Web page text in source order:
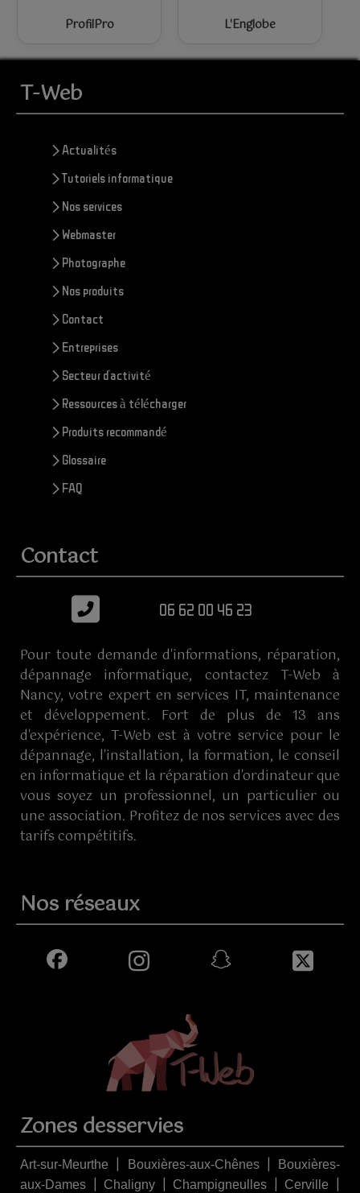
ProfilPro L'Englobe
T-Web
> Actualités
> Tutoriels informatique
> Nos services
> Webmaster
> Photographe
> Nos produits
> Contact
> Entreprises
> Secteur d'activité
> Ressources à télécharger
> Produits recommandé
> Glossaire
> FAQ
Contact
06 62 00 46 23
Pour toute demande d'informations, réparation,
dépannage informatique, contactez T-Web à
Nancy, votre expert en services IT, maintenance
et développement. Fort de plus de 13 ans
d'expérience, T-Web est à votre service pour le
dépannage, l'installation, la formation, le conseil
en informatique et la réparation d'ordinateur que
vous soyez un professionnel, un particulier ou
une association. Profitez de nos services avec des
tarifs compétitifs.
Nos réseaux
Zones desservies
Art-sur-Meurthe | Bouxières-aux-Chênes|
Bouxières-
aux-Dames | Chaligny | Champigneulles | Cerville |